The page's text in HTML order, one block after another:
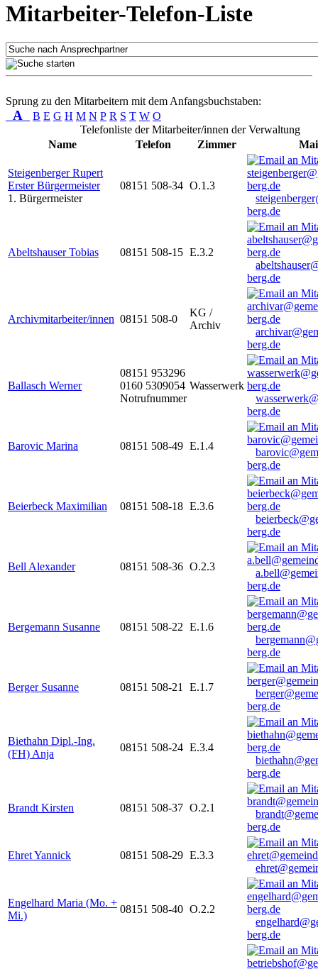
Mitarbeiter-Telefon-Liste
Sprung zu den Mitarbeitern mit dem Anfangsbuchstaben:
A B E G H M N P R S T W O
Telefonliste der Mitarbeiter/innen der Verwaltung
Name
Telefon Zimmer
Steigenberger Rupert
Erster Bürgermeister
1. Bürgermeister
08151 508-34 O.1.3
berg.de
Abeltshauser Tobias 08151 508-15 E.3.2
berg.de
Archivmitarbeiter/innen 08151 508-0
KG /
Archiv
berg.de
Ballasch Werner
08151 953296
0160 5309054
Notrufnummer
Wasserwerk
berg.de
Barovic Marina 08151 508-49 E.1.4
berg.de
Beierbeck Maximilian 08151 508-18 E.3.6
berg.de
Bell Alexander 08151 508-36 O.2.3
berg.de
Bergemann Susanne 08151 508-22 E.1.6
berg.de
Berger Susanne 08151 508-21 E.1.7
berg.de
Biethahn Dipl.-Ing.
(FH) Anja
08151 508-24 E.3.4
berg.de
Brandt Kirsten 08151 508-37 O.2.1
berg.de
Ehret Yannick 08151 508-29 E.3.3
Engelhard Maria (Mo. +
Mi.)
08151 508-40 O.2.2
berg.de